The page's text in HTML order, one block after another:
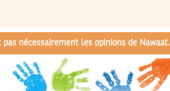
nécessairement les opinions de Nawaat.